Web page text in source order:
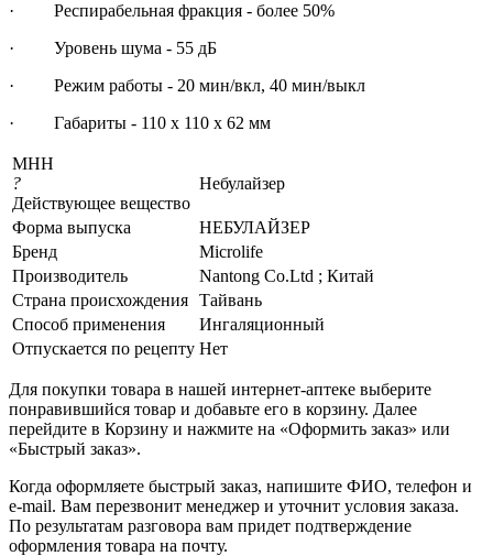
· Респирабельная фракция - более 50%
· Уровень шума - 55 дБ
· Режим работы - 20 мин/вкл, 40 мин/выкл
· Габариты - 110 х 110 х 62 мм
МНН
?
Действующее вещество
Небулайзер
Форма выпуска
НЕБУЛАЙЗЕР
Бренд
Microlife
Производитель
Nantong Co.Ltd ; Китай
Страна происхождения Тайвань
Способ применения
Ингаляционный
Отпускается по рецепту Нет
Для покупки товара в нашей интернет-аптеке выберите
понравившийся товар и добавьте его в корзину. Далее
перейдите в Корзину и нажмите на «Оформить заказ» или
«Быстрый заказ».
Когда оформляете быстрый заказ, напишите ФИО, телефон и
e-mail. Вам перезвонит менеджер и уточнит условия заказа.
По результатам разговора вам придет подтверждение
оформления товара на почту.